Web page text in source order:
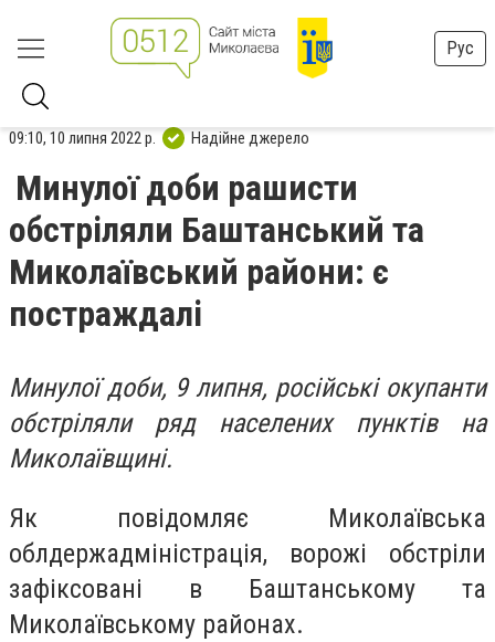
Рус
09:10, 10 липня 2022 р. Надійне джерело
Минулої доби рашисти
обстріляли Баштанський та
Миколаївський райони: є
постраждалі
Минулої доби, 9 липня, російські окупанти
обстріляли ряд населених пунктів на
Миколаївщині.
Як повідомляє Миколаївська
облдержадміністрація, ворожі обстріли
зафіксовані в Баштанському та
Миколаївському районах.